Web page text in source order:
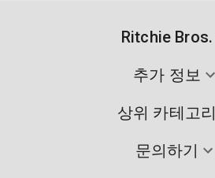
Ritchie Bros.
추가 정보
상위 카테고리
문의하기